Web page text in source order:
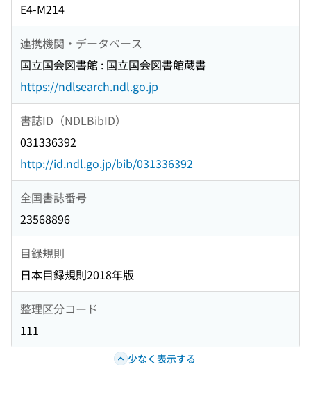
E4-M214
連携機関・データベース
国立国会図書館 : 国立国会図書館蔵書
https://ndlsearch.ndl.go.jp
書誌ID（NDLBibID）
031336392
http://id.ndl.go.jp/bib/031336392
全国書誌番号
23568896
目録規則
日本目録規則2018年版
整理区分コード
111
少なく表示する